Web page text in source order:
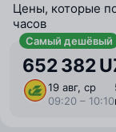
Цены, которые
часов
Самый дешёвый
652 382
19 авг, ср
09:20 – 10:10